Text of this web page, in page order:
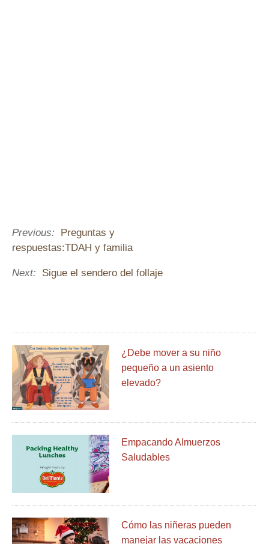
Previous:
Preguntas y
respuestas:TDAH y familia
Next: Sigue el sendero del follaje
¿Debe mover a su niño
pequeño a un asiento
elevado?
Empacando Almuerzos
Saludables
Cómo las niñeras pueden
manejar las vacaciones